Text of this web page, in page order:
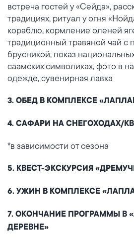
встреча гостей у «Сейда»,
традициях, ритуал у огня
кораблю, кормление оленей
традиционный травяной чай с
брусникой, показ
саамских символиках, фото в
одежде, сувенирная лавка
3. ОБЕД В КОМПЛЕКСЕ
4. САФАРИ НА СНЕГОХОДАХ/
*в зависимости от сезона
5. КВЕСТ-ЭКСКУРСИЯ
6. УЖИН В КОМПЛЕКСЕ
7. ОКОНЧАНИЕ ПРОГРАММЫ В
ДЕРЕВНЕ»